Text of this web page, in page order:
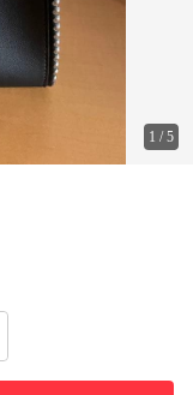
1 /5